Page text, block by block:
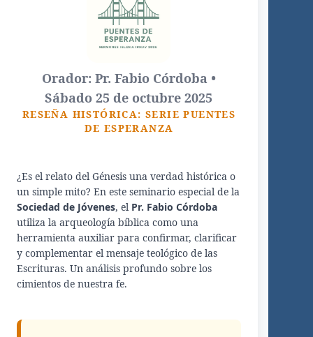
Orador: Pr. Fabio Córdoba •
Sábado 25 de octubre 2025
RESEÑA HISTÓRICA: SERIE PUENTES
DE ESPERANZA
¿Es el relato del Génesis una verdad histórica o
un simple mito? En este seminario especial de la
Sociedad de Jóvenes, el Pr. Fabio Córdoba
utiliza la arqueología bíblica como una
herramienta auxiliar para confirmar, clarificar
y complementar el mensaje teológico de las
Escrituras. Un análisis profundo sobre los
cimientos de nuestra fe.